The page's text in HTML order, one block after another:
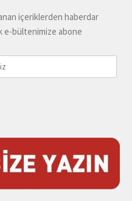
içeriklerden haberdar
e-bültenimize abone